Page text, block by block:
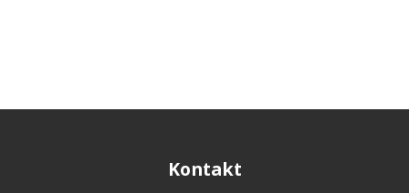
Kontakt